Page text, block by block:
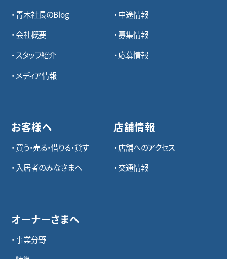
青木社長のBlog
会社概要
スタッフ紹介
メディア情報
お客様へ
買う・売る・借りる・貸す
入居者のみなさまへ
オーナーさまへ
事業分野
中途情報
募集情報
応募情報
店舗情報
店舗へのアクセス
交通情報